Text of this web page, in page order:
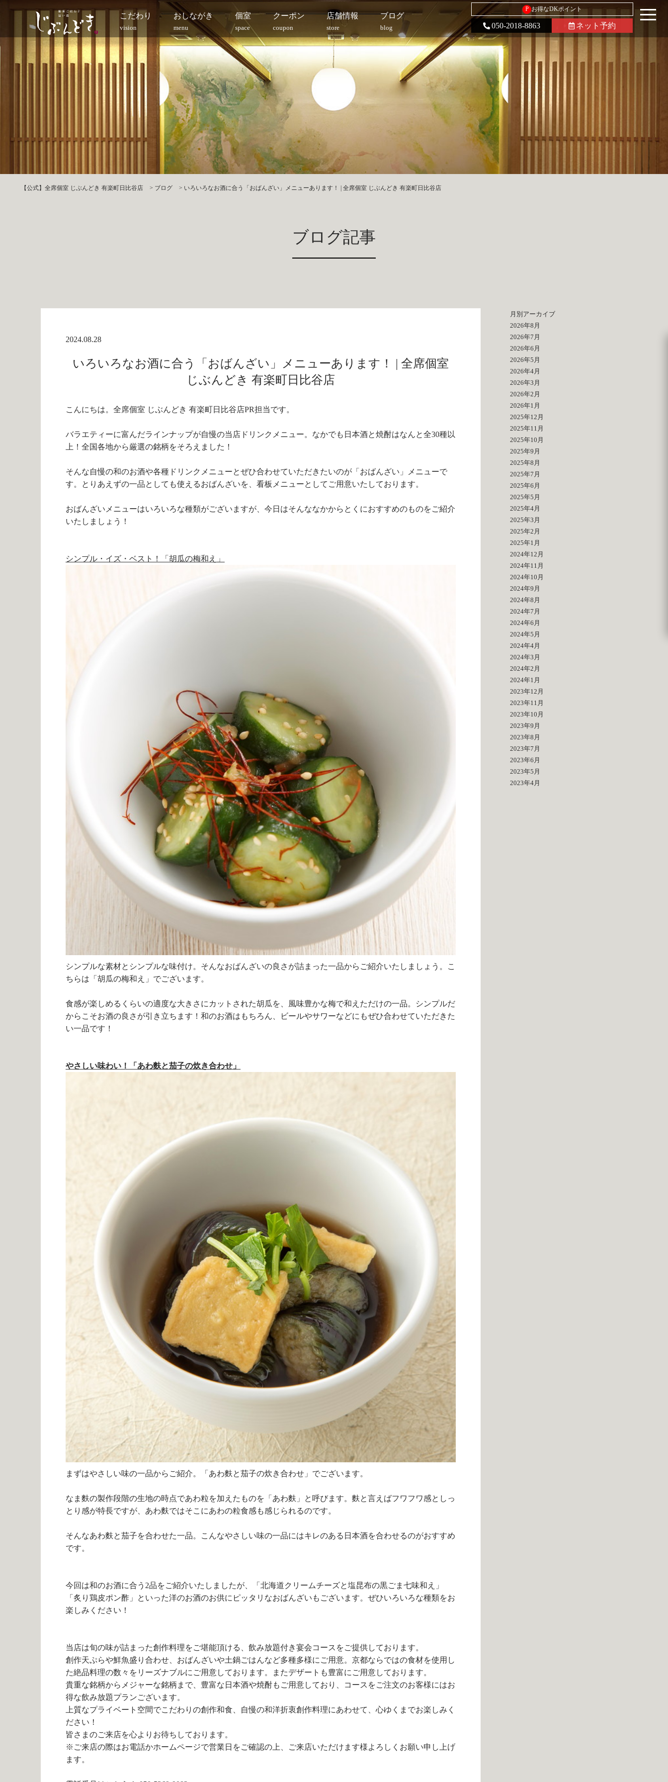
こだわり
vision
おしながき
menu
個室
space
クーポン
coupon
店舗情報
store
ブログ
blog
P お得なDKポイント
050-2018-8863 ネット予約
【公式】全席個室 じぶんどき 有楽町日比谷店 > ブログ > いろいろなお酒に合う「おばんざい」メニューあります！ | 全席個室 じぶんどき 有楽町日比谷店
ブログ記事
2024.08.28
いろいろなお酒に合う「おばんざい」メニューあります！ | 全席個室
じぶんどき 有楽町日比谷店
こんにちは。全席個室 じぶんどき 有楽町日比谷店PR担当です。
バラエティーに富んだラインナップが自慢の当店ドリンクメニュー。なかでも日本酒と焼酎はなんと全30種以
上！全国各地から厳選の銘柄をそろえました！
そんな自慢の和のお酒や各種ドリンクメニューとぜひ合わせていただきたいのが「おばんざい」メニューで
す。とりあえずの一品としても使えるおばんざいを、看板メニューとしてご用意いたしております。
おばんざいメニューはいろいろな種類がございますが、今日はそんななかからとくにおすすめのものをご紹介
いたしましょう！
シンプル・イズ・ベスト！「胡瓜の梅和え」
シンプルな素材とシンプルな味付け。そんなおばんざいの良さが詰まった一品からご紹介いたしましょう。こ
ちらは「 胡瓜の梅和え」でございます。
食感が楽しめるくらいの適度な大きさにカットされた胡瓜を、風味豊かな梅で和えただけの一品。シンプルだ
からこそお酒の良さが引き立ちます！和のお酒はもちろん、ビールやサワーなどにもぜひ合わせていただきた
い一品です！
やさしい味わい！「あわ麩と茄子の炊き合わせ」
まずはやさしい味の一品からご紹介。「あわ麩と茄子の炊き合わせ」でございます。
なま麩の製作段階の生地の時点であわ粒を加えたものを「あわ麩」と呼びます。麩と言えばフワフワ感としっ
とり感が特長ですが、あわ麩ではそこにあわの粒食感も感じられるのです。
そんなあわ麩と茄子を合わせた一品。こんなやさしい味の一品にはキレのある日本酒を合わせるのがおすすめ
です。
今回は和のお酒に合う2品をご紹介いたしましたが、「 北海道クリームチーズと塩昆布の黒ごま七味和え」
「炙り鶏皮ポン酢」といった洋のお酒のお供にピッタリなおばんざいもございます。ぜひいろいろな種類をお
楽しみください！
当店は旬の味が詰まった創作料理をご堪能頂ける、飲み放題付き宴会コースをご提供しております。
創作天ぷらや鮮魚盛り合わせ、おばんざいや土鍋ごはんなど多種多様にご用意。京都ならではの食材を使用し
た絶品料理の数々をリーズナブルにご用意しております。またデザートも豊富にご用意しております。
貴重な銘柄からメジャーな銘柄まで、豊富な日本酒や焼酎もご用意しており、コースをご注文のお客様にはお
得な飲み放題プランございます。
上質なプライベート空間でこだわりの創作和食、自慢の和洋折衷創作料理にあわせて、心ゆくまでお楽しみく
ださい！
皆さまのご来店を心よりお待ちしております。
※ご来店の際はお電話かホームページで営業日をご確認の上、ご来店いただけます様よろしくお願い申し上げ
ます。
月別アーカイブ
2026年8月
2026年7月
2026年6月
2026年5月
2026年4月
2026年3月
2026年2月
2026年1月
2025年12月
2025年11月
2025年10月
2025年9月
2025年8月
2025年7月
2025年6月
2025年5月
2025年4月
2025年3月
2025年2月
2025年1月
2024年12月
2024年11月
2024年10月
2024年9月
2024年8月
2024年7月
2024年6月
2024年5月
2024年4月
2024年3月
2024年2月
2024年1月
2023年12月
2023年11月
2023年10月
2023年9月
2023年8月
2023年7月
2023年6月
2023年5月
2023年4月